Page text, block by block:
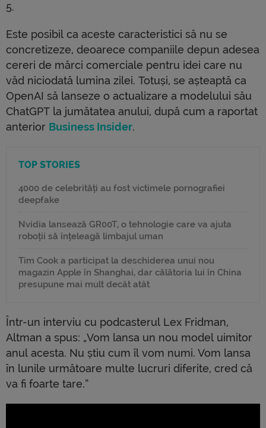
5.
Este posibil ca aceste caracteristici să nu se
concretizeze, deoarece companiile depun adesea
cereri de mărci comerciale pentru idei care nu
văd niciodată lumina zilei. Totuși, se așteaptă ca
OpenAI să lanseze o actualizare a modelului său
ChatGPT la jumătatea anului, după cum a raportat
anterior Business Insider.
TOP STORIES
4000 de celebrități au fost victimele pornografiei
deepfake
Nvidia lansează GR00T, o tehnologie care va ajuta
roboții să înțeleagă limbajul uman
Tim Cook a participat la deschiderea unui nou
magazin Apple în Shanghai, dar călătoria lui în China
presupune mai mult decât atât
Într-un interviu cu podcasterul Lex Fridman,
Altman a spus: „Vom lansa un nou model uimitor
anul acesta. Nu știu cum îl vom numi. Vom lansa
în lunile următoare multe lucruri diferite, cred că
va fi foarte tare.”